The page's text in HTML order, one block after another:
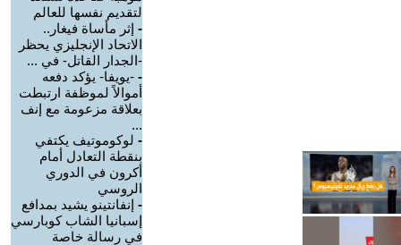
لتقديم نفسها للعالم
- إثر مأساة فيغار..
الاتحاد الإنجليزي يحظر
-الجدار القاتل- في ...
- -يويفا- يؤكد دفعه
أموالاً لموظفة ارتبطت
بعلاقة مزعومة مع إنف
...
- لوكوموتيف يكتفي
بنقطة التعادل أمام
أكرون في الدوري
الروسي
- إنفانتينو يشيد بمدافع
إسبانيا الشاب كوبارسي
في رسالة خاصة